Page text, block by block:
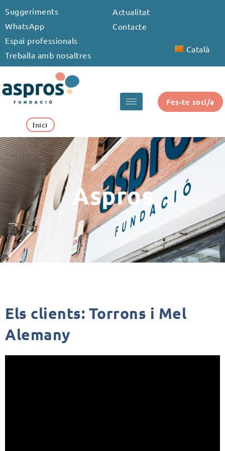
al
contingut
Suggeriments
WhatsApp
Espai professionals
Treballa amb nosaltres
Actualitat
Contacte
Català
Inici
Fes-te soci/a
Aspros
Els clients: Torrons i Mel
Alemany